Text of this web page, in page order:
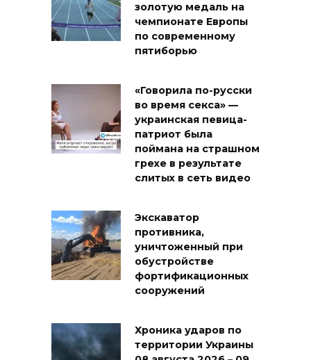
золотую медаль на
чемпионате Европы
по современному
пятиборью
«Говорила по-русски
во время секса» —
украинская певица-
патриот была
поймана на страшном
грехе в результате
слитых в сеть видео
Экскаватор
противника,
уничтоженный при
обустройстве
фортификационных
сооружений
Хроника ударов по
территории Украины